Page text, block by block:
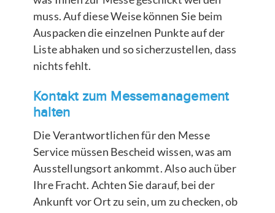
muss. Auf diese Weise können Sie beim
Auspacken die einzelnen Punkte auf der
Liste abhaken und so sicherzustellen, dass
nichts fehlt.
Kontakt zum Messemanagement
halten
Die Verantwortlichen für den Messe
Service müssen Bescheid wissen, was am
Ausstellungsort ankommt. Also auch über
Ihre Fracht. Achten Sie darauf, bei der
Ankunft vor Ort zu sein, um zu checken, ob